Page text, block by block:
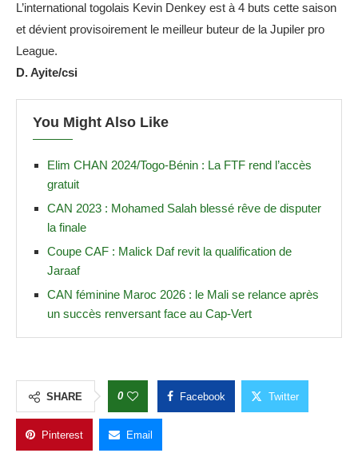
L’international togolais Kevin Denkey est à 4 buts cette saison
et dévient provisoirement le meilleur buteur de la Jupiler pro
League.
D. Ayite/csi
You Might Also Like
Elim CHAN 2024/Togo-Bénin : La FTF rend l’accès
gratuit
CAN 2023 : Mohamed Salah blessé rêve de disputer
la finale
Coupe CAF : Malick Daf revit la qualification de
Jaraaf
CAN féminine Maroc 2026 : le Mali se relance après
un succès renversant face au Cap-Vert
SHARE 0 Facebook Twitter
Pinterest Email